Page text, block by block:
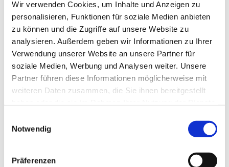
Wir verwenden Cookies, um Inhalte und Anzeigen zu
personalisieren, Funktionen für soziale Medien anbieten
zu können und die Zugriffe auf unsere Website zu
analysieren. Außerdem geben wir Informationen zu Ihrer
Verwendung unserer Website an unsere Partner für
soziale Medien, Werbung und Analysen weiter. Unsere
Partner führen diese Informationen möglicherweise mit
weiteren Daten zusammen, die Sie ihnen bereitgestellt
Notwendig
Präferenzen
Bewohnerinnen erweist sich als ein sehr abwechslungsreiches
Geschehen. Die Ausstellung zeigt das Werden einer Stadt, die
sowohl Epochen des Wohlstandes, als auch Zeiten tiefgreifender
Verluste erlebte.
Aufgrund der ausgezeichneten Fernverkehrslage erlangte Wels früh
große Bedeutung als Markt- und Handelsstadt. Modelle und
Dioramen zeigen die enorme Verkehrs- und Stadtentwicklung ab
dem 19. Jahrhundert bis heute.